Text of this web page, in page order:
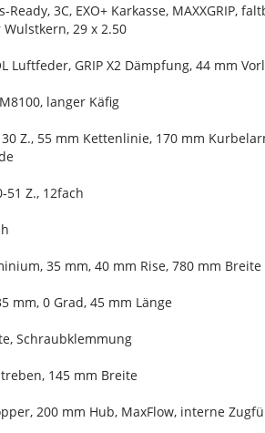
3C, EXO+ Karkasse, MAXXGRIP,
Wulstkern, 29 x 2.50
Luftfeder, GRIP X2 Dämpfung, 44 mm
langer Käfig
Z., 55 mm Kettenlinie, 170 mm
51 Z., 12fach
35 mm, 40 mm Rise, 780 mm Breite
mm, 0 Grad, 45 mm Länge
Schraubklemmung
145 mm Breite
200 mm Hub, MaxFlow, interne